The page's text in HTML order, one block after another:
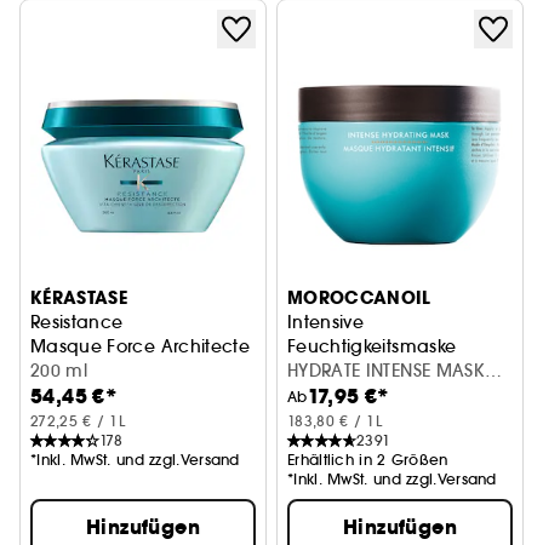
KÉRASTASE
Resistance
Masque Force Architecte
200 ml
54,45 €*
272,25 € / 1L
178
*Inkl. MwSt. und zzgl.Versand
Hinzufügen
MOROCCANOIL
Intensive
Feuchtigkeitsmaske
HYDRATE INTENSE MASK
250ML
Ab17,95 €*
183,80 € / 1L
2391
Erhältlich in 2 Größen
*Inkl. MwSt. und zzgl.Versand
Hinzufügen